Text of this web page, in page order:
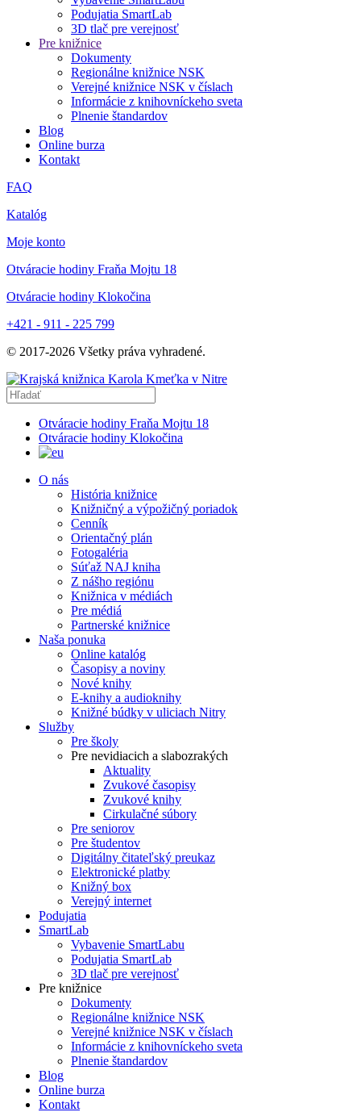
Podujatia SmartLab
3D tlač pre verejnosť
Pre knižnice
Dokumenty
Regionálne knižnice NSK
Verejné knižnice NSK v číslach
Informácie z knihovníckeho sveta
Plnenie štandardov
Blog
Online burza
Kontakt
FAQ
Katalóg
Moje konto
Otváracie hodiny Fraňa Mojtu 18
Otváracie hodiny Klokočina
+421 - 911 - 225 799
© 2017-2026 Všetky práva vyhradené.
Otváracie hodiny Fraňa Mojtu 18
Otváracie hodiny Klokočina
O nás
História knižnice
Knižničný a výpožičný poriadok
Cenník
Orientačný plán
Fotogaléria
Súťaž NAJ kniha
Z nášho regiónu
Knižnica v médiách
Pre médiá
Partnerské knižnice
Naša ponuka
Online katalóg
Časopisy a noviny
Nové knihy
E-knihy a audioknihy
Knižné búdky v uliciach Nitry
Služby
Pre školy
Pre nevidiacich a slabozrakých
Aktuality
Zvukové časopisy
Zvukové knihy
Cirkulačné súbory
Pre seniorov
Pre študentov
Digitálny čitateľský preukaz
Elektronické platby
Knižný box
Verejný internet
Podujatia
SmartLab
Vybavenie SmartLabu
Podujatia SmartLab
3D tlač pre verejnosť
Pre knižnice
Dokumenty
Regionálne knižnice NSK
Verejné knižnice NSK v číslach
Informácie z knihovníckeho sveta
Plnenie štandardov
Blog
Online burza
Kontakt